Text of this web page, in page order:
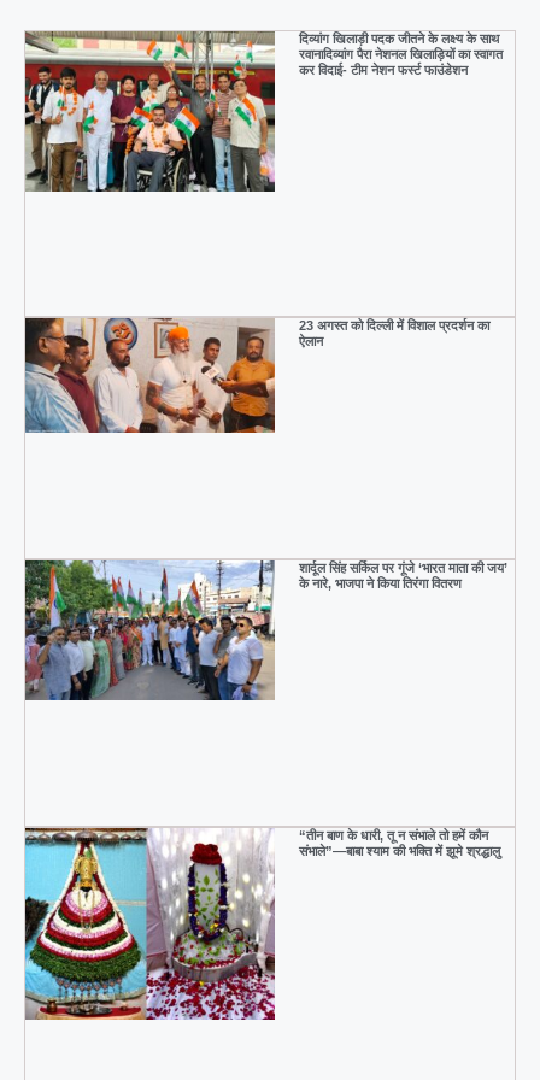
दिव्यांग खिलाड़ी पदक जीतने के लक्ष्य के साथ
रवानादिव्यांग पैरा नेशनल खिलाड़ियों का स्वागत
कर विदाई- टीम नेशन फर्स्ट फाउंडेशन
23 अगस्त को दिल्ली में विशाल प्रदर्शन का
ऐलान
शार्दूल सिंह सर्किल पर गूंजे ‘भारत माता की जय’
के नारे, भाजपा ने किया तिरंगा वितरण
“तीन बाण के धारी, तू न संभाले तो हमें कौन
संभाले”—बाबा श्याम की भक्ति में झूमे श्रद्धालु